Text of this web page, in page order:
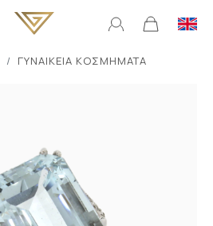
ΓΥΝΑΙΚΕΙΑ ΚΟΣΜΗΜΑΤΑ